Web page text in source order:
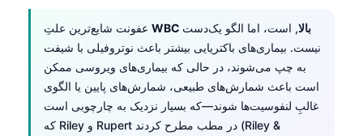
WBC بالا, است، اما الگو یک‌دست
نیست. بیماری‌های باکتریایی بیشتر باعث نوتروفیلی با شیفت
به چپ می‌شوند، در حالی که بیماری‌های ویروسی ممکن
است باعث شمارش‌های طبیعی، شمارش‌های پایین یا الگوی
غالبِ لنفوسیت‌ها شوند—که بسیار نزدیک به چارچوبی است
که Riley و Rupert در مطب مطرح کردند (Riley &